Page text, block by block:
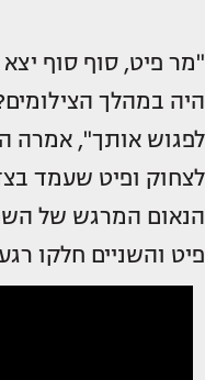
"מר פיט, סוף סוף
היה במהלך
לפגוש אותך", אמרה
לצחוק ופיט שעמד
הנאום המרגש של
פיט והשניים חלקו